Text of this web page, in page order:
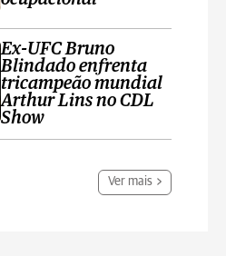
Ex-UFC Bruno
Blindado enfrenta
tricampeão mundial
Arthur Lins no CDL
Show
Ver mais